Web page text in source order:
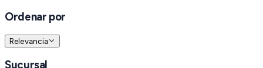
Ordenar por
Relevancia
Sucursal